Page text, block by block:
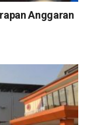
Covid-
Presiden RI
beserta para
kesehatan dan
secara
Anggaran